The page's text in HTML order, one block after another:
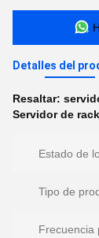
Detalles del
Resaltar:
Servidor de
Estado de
Tipo de
Frecuencia